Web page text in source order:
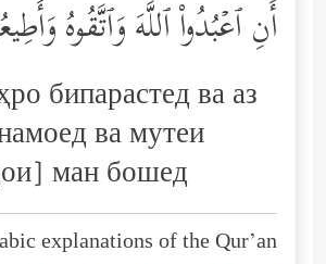
أَنِ ٱعۡبُدُواْ ٱللَّهَ وَٱتَّقُوهُ
бипарастед ва аз
ва мутеи
ман бошед
explanations of the Qur’an: